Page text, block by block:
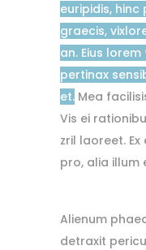
euripidis, hinc
graecis,
an. Eius
pertinax
et. Mea
Vis ei
zril laoreet.
pro, alia illum
Alienum
detraxit